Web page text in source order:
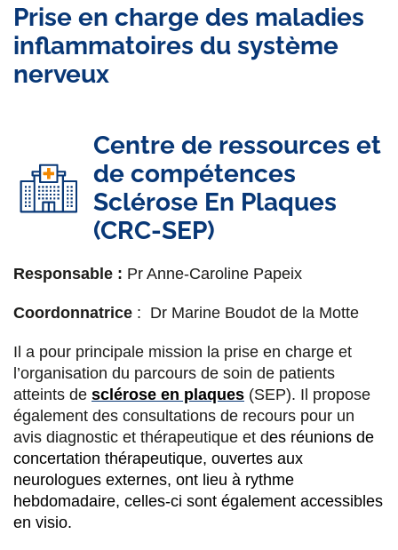
Prise en charge des maladies
inflammatoires du système
nerveux
Centre de ressources et
de compétences
Sclérose En Plaques
(CRC-SEP)
Responsable : Pr Anne-Caroline Papeix
Coordonnatrice : Dr Marine Boudot de la Motte
Il a pour principale mission la prise en charge et
l’organisation du parcours de soin de patients
atteints de sclérose en plaques (SEP). Il propose
également des consultations de recours pour un
avis diagnostic et thérapeutique et des réunions de
concertation thérapeutique, ouvertes aux
neurologues externes, ont lieu à rythme
hebdomadaire, celles-ci sont également accessibles
en visio.